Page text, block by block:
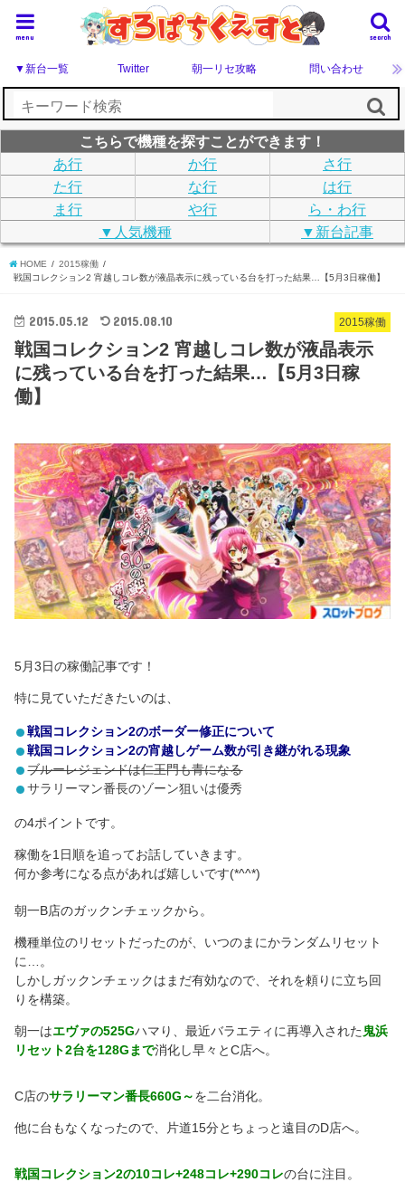
search
menu
▼新台一覧 Twitter 朝一リセ攻略 問い合わせ
こちらで機種を探すことができます！
あ行
か行
さ行
た行
な行
は行
ま行
や行
ら・わ行
▼人気機種
▼新台記事
HOME
2015稼働
戦国コレクション2 宵越しコレ数が液晶表示に残っている台を打った結果…【5月3日稼働】
2015稼働
2015.05.12 2015.08.10
戦国コレクション2 宵越しコレ数が液晶表示
に残っている台を打った結果…【5月3日稼
働】
5月3日の稼働記事です！
特に見ていただきたいのは、
戦国コレクション2のボーダー修正について
戦国コレクション2の宵越しゲーム数が引き継がれる現象
ブルーレジェンドは仁王門も青になる
サラリーマン番長のゾーン狙いは優秀
の4ポイントです。
稼働を1日順を追ってお話していきます。
何か参考になる点があれば嬉しいです(*^^*)
朝一B店のガックンチェックから。
機種単位のリセットだったのが、いつのまにかランダムリセット
に…。
しかしガックンチェックはまだ有効なので、それを頼りに立ち回
りを構築。
朝一はエヴァの525Gハマり、最近バラエティに再導入された 鬼浜
リセット2台を128Gまで消化し早々とC店へ。
C店のサラリーマン番長660G～を二台消化。
他に台もなくなったので、片道15分とちょっと遠目のD店へ。
戦国コレクション2の10コレ+248コレ+290コレの台に注目。